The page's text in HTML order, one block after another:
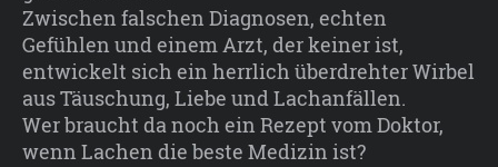
Zwischen falschen Diagnosen, echten
Gefühlen und einem Arzt, der keiner ist,
entwickelt sich ein herrlich überdrehter Wirbel
aus Täuschung, Liebe und Lachanfällen.
Wer braucht da noch ein Rezept vom Doktor,
wenn Lachen die beste Medizin ist?